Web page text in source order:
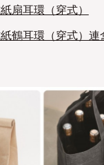
扇耳環（穿式）
鶴耳環（穿式）連